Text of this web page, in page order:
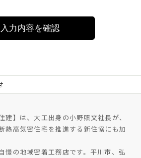
建】は、大工出身の小野照文社長が、
熱高気密住宅を推進する新住協にも加
慢の地域密着工務店です。平川市、弘